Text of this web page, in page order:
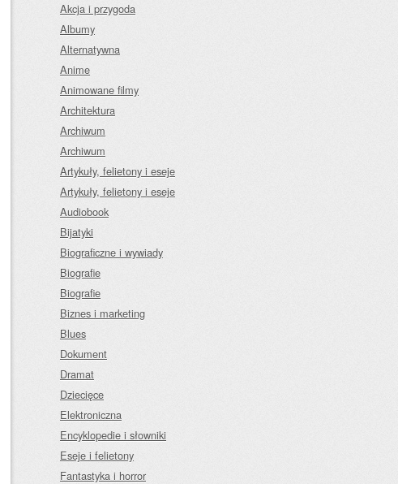
Akcja i przygoda
Albumy
Alternatywna
Anime
Animowane filmy
Architektura
Archiwum
Archiwum
Artykuły, felietony i eseje
Artykuły, felietony i eseje
Audiobook
Bijatyki
Biograficzne i wywiady
Biografie
Biografie
Biznes i marketing
Blues
Dokument
Dramat
Dziecięce
Elektroniczna
Encyklopedie i słowniki
Eseje i felietony
Fantastyka i horror